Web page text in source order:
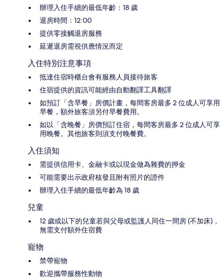
辦理入住手續的最低年齡：18 歲
退房時間：12:00
提供零接觸退房服務
延遲退房需視供應情況而定
入住特別注意事項
抵達住宿時櫃台會有服務人員接待旅客
住宿提供的資訊可能經由自動翻譯工具翻譯
如預訂「含早餐」房價計畫，每間客房最多 2 位成人可享用
早餐，額外旅客須另付早餐費用。
如以「含晚餐」房價預訂住宿，每間客房最多 2 位成人可享
用晚餐。其他旅客則須支付晚餐費。
入住須知
需提供信用卡、金融卡或以現金做為雜費的押金
可能需要出示政府核發且附有照片的證件
辦理入住手續的最低年齡為 18 歲
兒童
12 歲或以下的兒童若與父母或監護人同住一間房 (不加床)，
無需支付額外住宿費
寵物
禁帶寵物
歡迎攜帶服務性動物